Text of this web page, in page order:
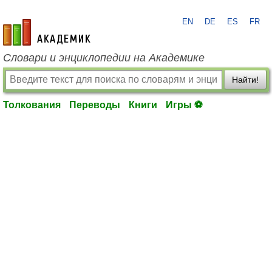
academic.ru
EN DE ES FR
Словари и энциклопедии на Академике
Найти!
Толкования Переводы Книги Игры ⚽